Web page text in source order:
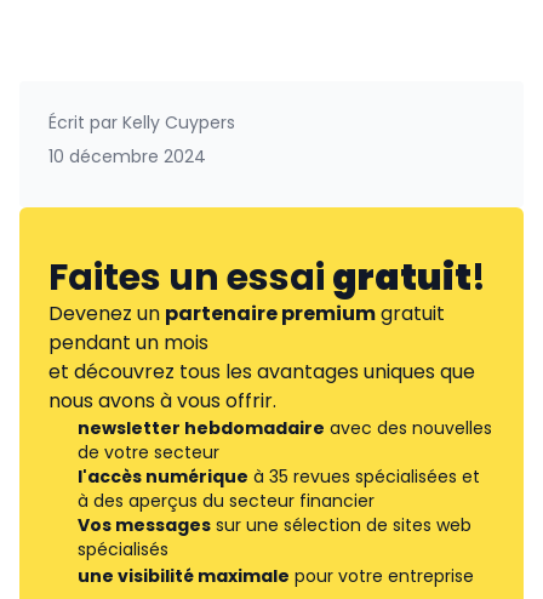
Écrit par Kelly Cuypers
10 décembre 2024
Faites un essaigratuit!
Devenez un partenaire premiumgratuit
pendant un mois
et découvrez tous les avantages uniques que
nous avons à vous offrir.
newsletter hebdomadaire avec des nouvelles
de votre secteur
l'accès numérique à 35 revues spécialisées et
à des aperçus du secteur financier
Vos messages sur une sélection de sites web
spécialisés
une visibilité maximale pour votre entreprise